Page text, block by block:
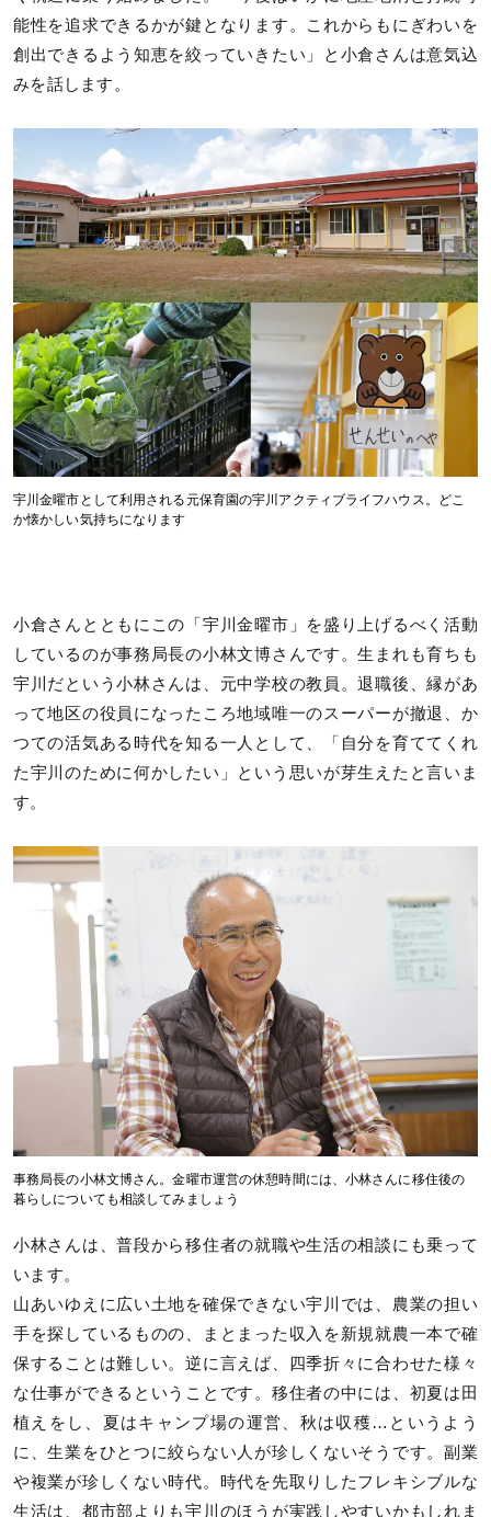
能性を追求できるかが鍵となります。これからもにぎわいを
創出できるよう知恵を絞っていきたい」と小倉さんは意気込
みを話します。
宇川金曜市として利用される元保育園の宇川アクティブライフハウス。どこ
か懐かしい気持ちになります
小倉さんとともにこの「宇川金曜市」を盛り上げるべく活動
しているのが事務局長の小林文博さんです。生まれも育ちも
宇川だという小林さんは、元中学校の教員。退職後、縁があ
って地区の役員になったころ地域唯一のスーパーが撤退、か
つての活気ある時代を知る一人として、「自分を育ててくれ
た宇川のために何かしたい」という思いが芽生えたと言いま
す。
事務局長の小林文博さん。金曜市運営の休憩時間には、小林さんに移住後の
暮らしについても相談してみましょう
小林さんは、普段から移住者の就職や生活の相談にも乗って
います。
山あいゆえに広い土地を確保できない宇川では、農業の担い
手を探しているものの、まとまった収入を新規就農一本で確
保することは難しい。逆に言えば、四季折々に合わせた様々
な仕事ができるということです。移住者の中には、初夏は田
植えをし、夏はキャンプ場の運営、秋は収穫…というよう
に、生業をひとつに絞らない人が珍しくないそうです。副業
や複業が珍しくない時代。時代を先取りしたフレキシブルな
生活は、都市部よりも宇川のほうが実践しやすいかもしれま